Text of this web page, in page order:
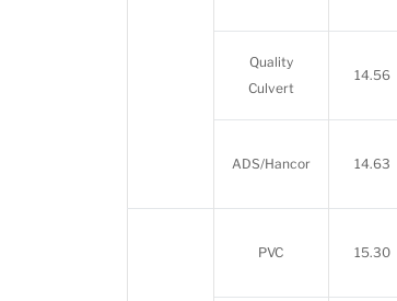
Quality
Culvert
14.56
ADS/Hancor 14.63
PVC 15.30